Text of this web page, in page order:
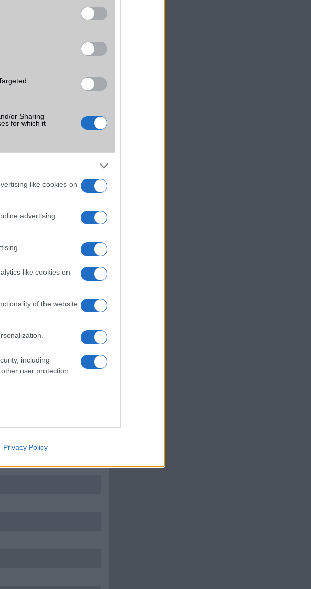
or Sharing
for which it
like cookies on
advertising
like cookies on
of the website
including
user protection.
Privacy Policy